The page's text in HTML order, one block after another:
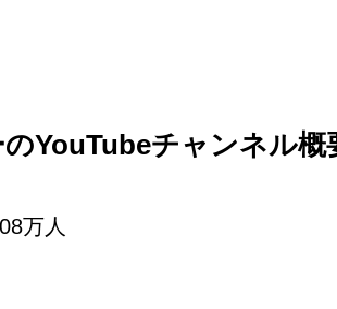
YouTubeチャンネル概
万人